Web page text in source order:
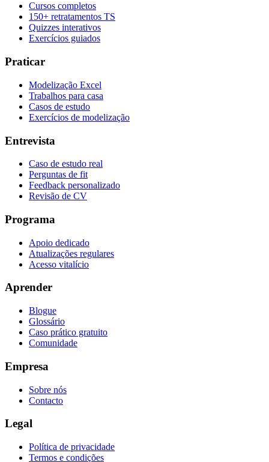
Cursos completos
150+ retratamentos TS
Quizzes interativos
Exercícios guiados
Praticar
Modelização Excel
Trabalhos para casa
Casos de estudo
Exercícios de modelização
Entrevista
Caso de estudo real
Perguntas de fit
Feedback personalizado
Revisão de CV
Programa
Apoio dedicado
Atualizações regulares
Acesso vitalício
Aprender
Blogue
Glossário
Caso prático gratuito
Comunidade
Empresa
Sobre nós
Contacto
Legal
Política de privacidade
Termos e condições